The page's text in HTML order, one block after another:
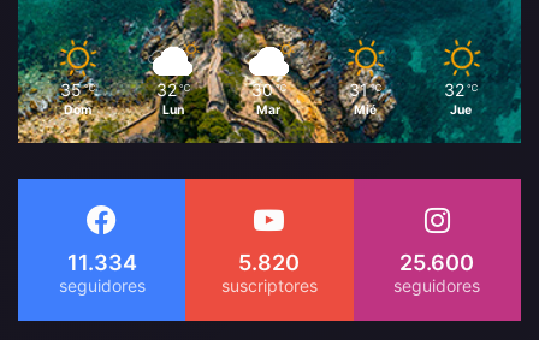
35 ℃
Dom
32 ℃
Lun
30 ℃
Mar
31 ℃
Mié
32 ℃
Jue
11.334 5.820 25.600